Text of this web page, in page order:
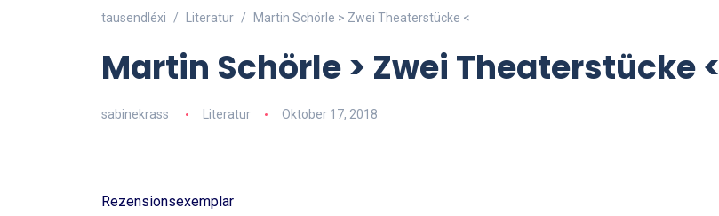
tausendléxi Literatur Martin Schörle > Zwei Theaterstücke <
Martin Schörle > Zwei Theaterstücke <
sabinekrass Literatur Oktober 17, 2018
Rezensionsexemplar